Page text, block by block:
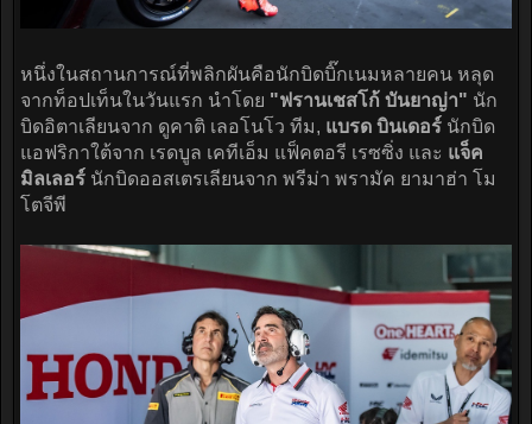
หนึ่งในสถานการณ์ที่พลิกผันคือนักบิดบิ๊กเนมหลายคน หลุด
จากท็อปเท็นในวันแรก นำโดย "ฟรานเชสโก้ บันยาญ่า" นัก
บิดอิตาเลียนจาก ดูคาติ เลอโนโว ทีม, แบรด บินเดอร์ นักบิด
แอฟริกาใต้จาก เรดบูล เคทีเอ็ม แฟ็คตอรี เรซซิ่ง และ แจ็ค
มิลเลอร์ นักบิดออสเตรเลียนจาก พรีม่า พรามัค ยามาฮ่า โม
โตจีพี